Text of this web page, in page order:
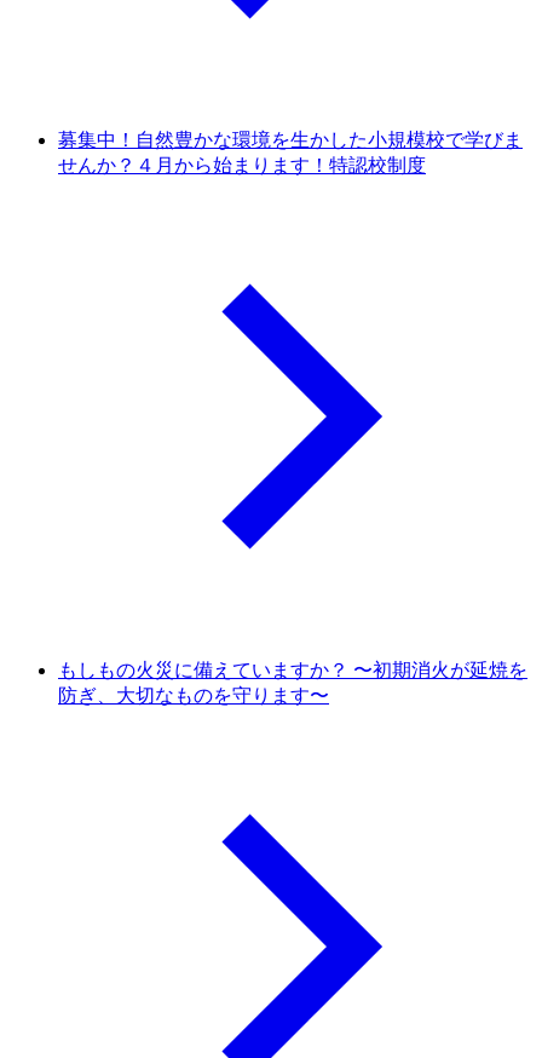
募集中！自然豊かな環境を生かした小規模校で学びま
せんか？４月から始まります！特認校制度
もしもの火災に備えていますか？ 〜初期消火が延焼を
防ぎ、大切なものを守ります〜